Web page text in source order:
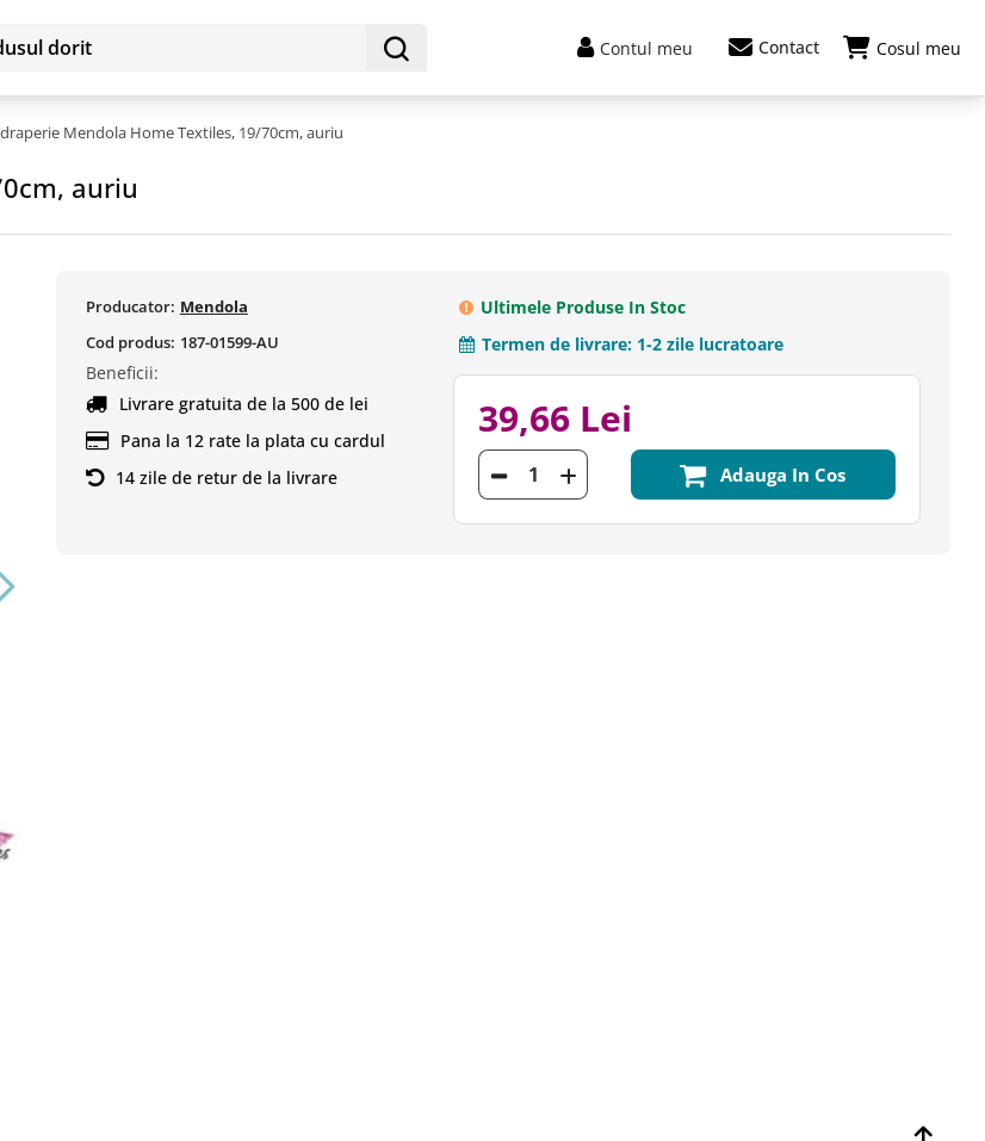
Contul meu Contact Cosul meu
Mendola Home Textiles, 19/70cm, auriu
auriu
Producator: Mendola
Cod produs: 187-01599-AU
Beneficii:
Livrare gratuita de la 500 de lei
Pana la 12 rate la plata cu cardul
14 zile de retur de la livrare
Ultimele Produse In Stoc
Termen de livrare: 1-2 zile lucratoare
39,66 Lei
Adauga In Cos